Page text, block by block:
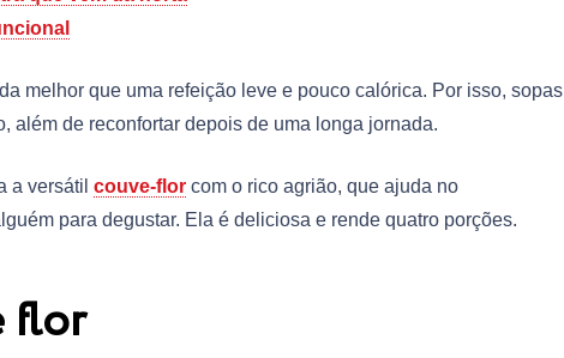
melhor que uma refeição leve e pouco calórica. Por isso, sopas
além de reconfortar depois de uma longa jornada.
a versátil couve-flor com o rico agrião, que ajuda no
para degustar. Ela é deliciosa e rende quatro porções.
flor